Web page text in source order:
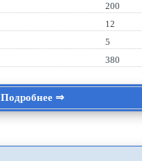
200
12
5
380
Подробнее ⇒